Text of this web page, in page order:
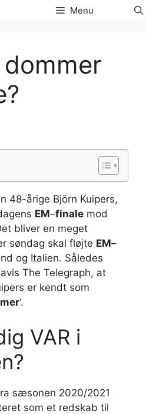
Menu
48-årige Björn Kuipers,
EM–finale mod
bliver en meget
søndag skal fløjte EM–
og Italien. Således
The Telegraph, at
er kendt som
‘.
VAR i
sæsonen 2020/2021
som et redskab til